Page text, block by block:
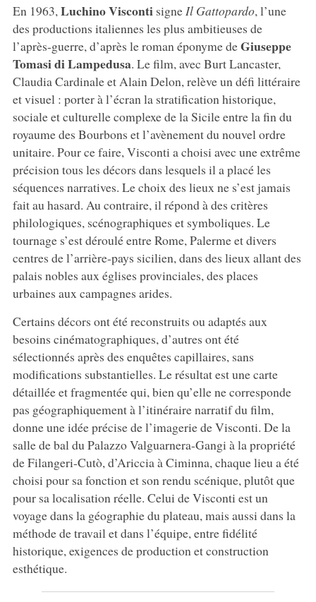
En 1963, Luchino Visconti signe Il Gattopardo, l’une
des productions italiennes les plus ambitieuses de
l’après-guerre, d’après le roman éponyme deGiuseppe
Tomasi di Lampedusa. Le film, avec Burt Lancaster,
Claudia Cardinale et Alain Delon, relève un défi littéraire
et visuel : porter à l’écran la stratification historique,
sociale et culturelle complexe de la Sicile entre la fin du
royaume des Bourbons et l’avènement du nouvel ordre
unitaire. Pour ce faire, Visconti a choisi avec une extrême
précision tous les décors dans lesquels il a placé les
séquences narratives. Le choix des lieux ne s’est jamais
fait au hasard. Au contraire, il répond à des critères
philologiques, scénographiques et symboliques. Le
tournage s’est déroulé entre Rome, Palerme et divers
centres de l’arrière-pays sicilien, dans des lieux allant des
palais nobles aux églises provinciales, des places
urbaines aux campagnes arides.
Certains décors ont été reconstruits ou adaptés aux
besoins cinématographiques, d’autres ont été
sélectionnés après des enquêtes capillaires, sans
modifications substantielles. Le résultat est une carte
détaillée et fragmentée qui, bien qu’elle ne corresponde
pas géographiquement à l’itinéraire narratif du film,
donne une idée précise de l’imagerie de Visconti. De la
salle de bal du Palazzo Valguarnera-Gangi à la propriété
de Filangeri-Cutò, d’Ariccia à Ciminna, chaque lieu a été
choisi pour sa fonction et son rendu scénique, plutôt que
pour sa localisation réelle. Celui de Visconti est un
voyage dans la géographie du plateau, mais aussi dans la
méthode de travail et dans l’équipe, entre fidélité
historique, exigences de production et construction
esthétique.